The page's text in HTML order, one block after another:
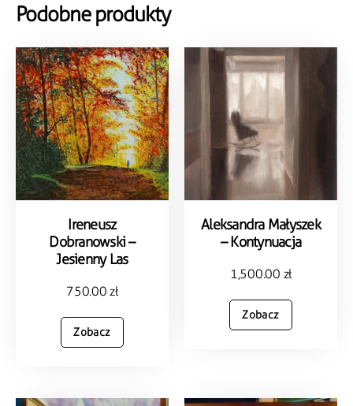
Podobne produkty
Ireneusz
Dobranowski –
Jesienny Las
750.00 zł
Zobacz
Aleksandra Małyszek
– Kontynuacja
1,500.00 zł
Zobacz